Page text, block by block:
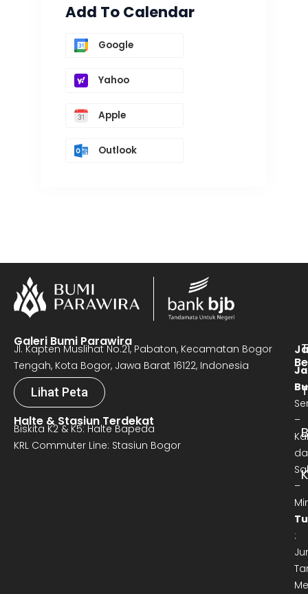
Add To Calendar
Google
Yahoo
Apple
Outlook
Galeri Bumi Parawira
Jl. Kapten Muslihat No.21, Pabaton, Kecamatan Bogor
Tengah, Kota Bogor, Jawa Barat 16122, Indonesia
Lihat Peta
Halte & Stasiun Terdekat
Biskita K2 & K5: Halte Bapeda
KRL Commuter Line: Stasiun Bogor
–
–
: